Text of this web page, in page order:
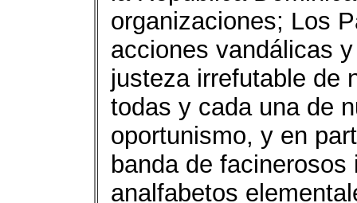
organizaciones; Los
acciones vandálicas
justeza irrefutable de
todas y cada una de
oportunismo, y en
banda de
analfabetos